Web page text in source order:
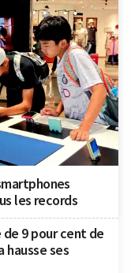
les records
de 9 pour cent de
ses